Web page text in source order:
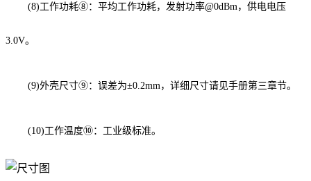
(8)工作功耗⑧：平均工作功耗，发射功率@0dBm，供电电压
3.0V。
(9)外壳尺寸⑨：误差为±0.2mm，详细尺寸请见手册第三章节。
(10)工作温度⑩：工业级标准。